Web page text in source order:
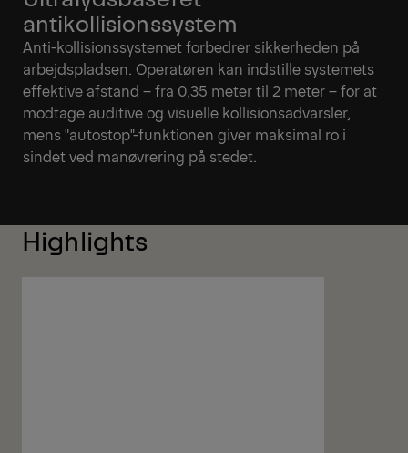
antikollisionssystem
Anti-kollisionssystemet forbedrer sikkerheden på
arbejdspladsen. Operatøren kan indstille systemets
effektive afstand – fra 0,35 meter til 2 meter – for at
modtage auditive og visuelle kollisionsadvarsler,
mens "autostop"-funktionen giver maksimal ro i
sindet ved manøvrering på stedet.
Highlights